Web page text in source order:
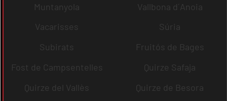
Muntanyola
Vallbona d´Anoia
Vacarisses
Súria
Subirats
Fruitós de Bages
Fost de Campsentelles
Quirze Safaja
Quirze del Vallès
Quirze de Besora